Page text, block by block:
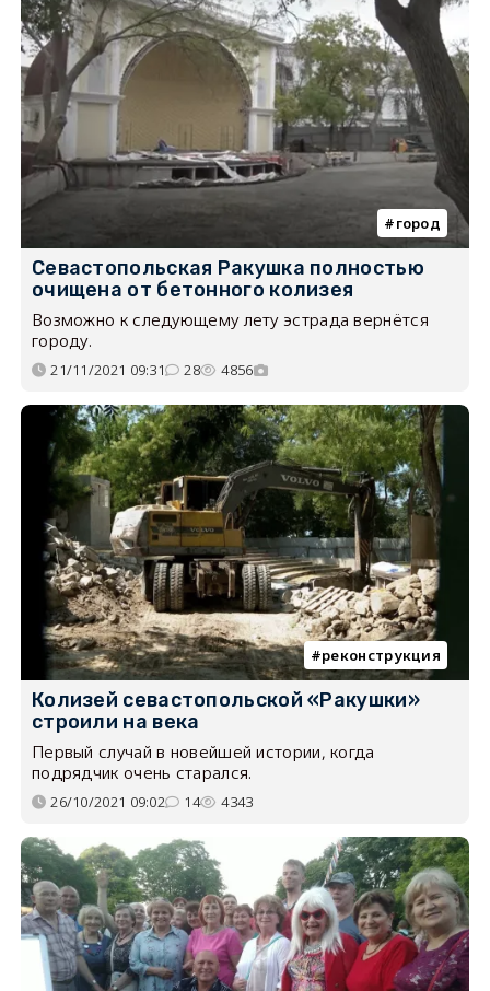
город
Севастопольская Ракушка полностью
очищена от бетонного колизея
Возможно к следующему лету эстрада вернётся
городу.
21/11/2021 09:31 28 4856
реконструкция
Колизей севастопольской «Ракушки»
строили на века
Первый случай в новейшей истории, когда
подрядчик очень старался.
26/10/2021 09:02 14 4343